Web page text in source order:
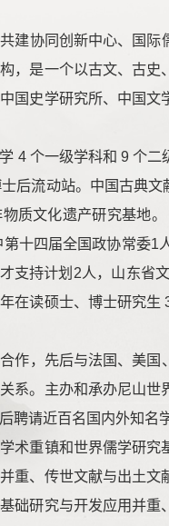
建协同创新中心、国
，是一个以古文、古
国史学研究所、中国
4 个一级学科和 9 个
后流动站。中国古典
质文化遗产研究基地
十四届全国政协常委
支持计划2人，山东省
在读硕士、博士研究
作，先后与法国、美
系。主办和承办尼山
聘请近百名国内外知
术重镇和世界儒学研
重、传世文献与出土
础研究与开发应用并